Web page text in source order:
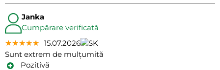
Janka
Cumpărare verificată
★★★★★
★★★★★
★★★★★ 15.07.2026
Sunt extrem de mulțumită
Pozitivă